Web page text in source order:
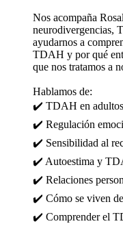
Nos acompaña
neurodivergencias,
ayudarnos a
TDAH y por qué
que nos tratamos a
Hablamos de:
✔️ TDAH en adultos
✔️ Regulación
✔️ Sensibilidad al
✔️ Autoestima y
✔️ Relaciones
✔️ Cómo se viven
✔️ Comprender el